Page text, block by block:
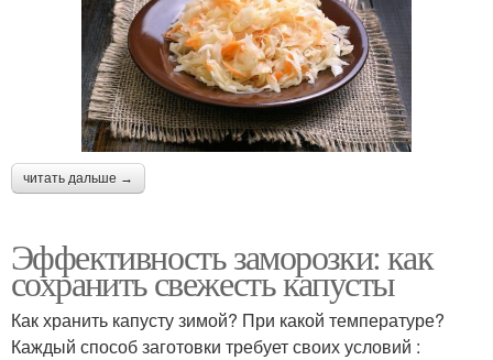
читать дальше →
Эффективность заморозки: как
сохранить свежесть капусты
Как хранить капусту зимой? При какой температуре?
Каждый способ заготовки требует своих условий :